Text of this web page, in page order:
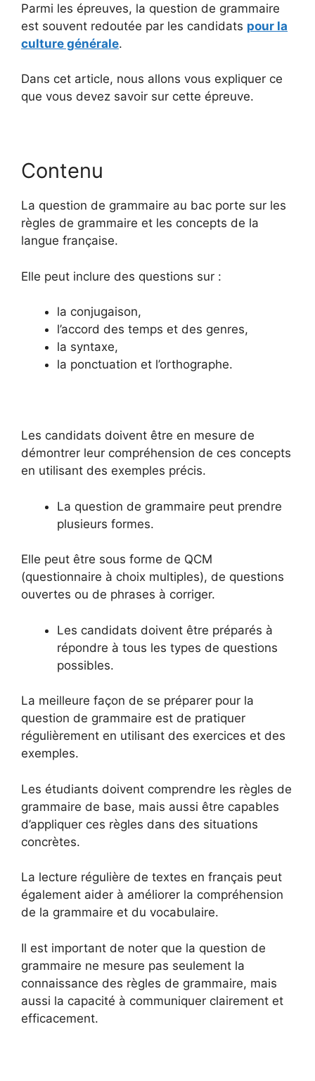
Parmi les épreuves, la question de grammaire
est souvent redoutée par les candidats pour la
culture générale.
Dans cet article, nous allons vous expliquer ce
que vous devez savoir sur cette épreuve.
Contenu
La question de grammaire au bac porte sur les
règles de grammaire et les concepts de la
langue française.
Elle peut inclure des questions sur :
la conjugaison,
l’accord des temps et des genres,
la syntaxe,
la ponctuation et l’orthographe.
Les candidats doivent être en mesure de
démontrer leur compréhension de ces concepts
en utilisant des exemples précis.
La question de grammaire peut prendre
plusieurs formes.
Elle peut être sous forme de QCM
(questionnaire à choix multiples), de questions
ouvertes ou de phrases à corriger.
Les candidats doivent être préparés à
répondre à tous les types de questions
possibles.
La meilleure façon de se préparer pour la
question de grammaire est de pratiquer
régulièrement en utilisant des exercices et des
exemples.
Les étudiants doivent comprendre les règles de
grammaire de base, mais aussi être capables
d’appliquer ces règles dans des situations
concrètes.
La lecture régulière de textes en français peut
également aider à améliorer la compréhension
de la grammaire et du vocabulaire.
Il est important de noter que la question de
grammaire ne mesure pas seulement la
connaissance des règles de grammaire, mais
aussi la capacité à communiquer clairement et
efficacement.